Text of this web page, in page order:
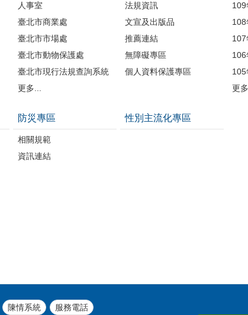
人事室
臺北市商業處
臺北市市場處
臺北市動物保護處
臺北市現行法規查詢系統
更多...
法規資訊
文宣及出版品
推薦連結
無障礙專區
個人資料保護專區
109
108
107
106
105
更多
防災專區
相關規範
資訊連結
性別主流化專區
陳情系統 服務電話